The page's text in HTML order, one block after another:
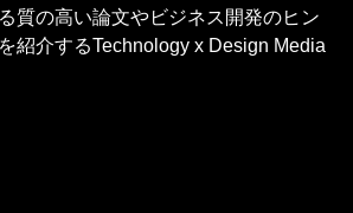
質の高い論文やビジネス開発のヒン
紹介するTechnology x Design Media